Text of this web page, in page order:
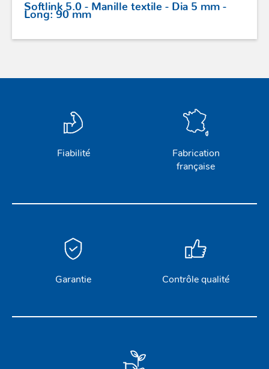
Softlink 5.0 - Manille textile - Dia 5 mm -
Long: 90 mm
Fiabilité
Fabrication
française
Garantie Contrôle qualité